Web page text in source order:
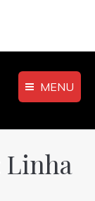
MENU
Linha